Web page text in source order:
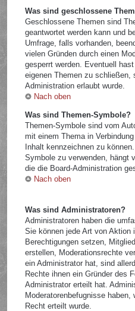
Was sind geschlossene
Geschlossene Themen sind
geantwortet werden kann und
Umfrage, falls vorhanden,
vielen Gründen durch einen
gesperrt werden. Eventuell
eigenen Themen zu schließen,
Administration erlaubt wurde.
Nach oben
Was sind Themen-Symbole?
Themen-Symbole sind vom
mit einem Thema in
Inhalt kennzeichnen zu
Symbole zu verwenden, hängt
die die Board-Administration
Nach oben
Was sind Administratoren?
Administratoren haben die
Sie können jede Art von Aktion
Berechtigungen setzen,
erstellen, Moderationsrechte
ein Administrator hat, sind
Rechte ihnen ein Gründer des
Administrator erteilt hat.
Moderatorenbefugnisse
Recht erteilt wurde.